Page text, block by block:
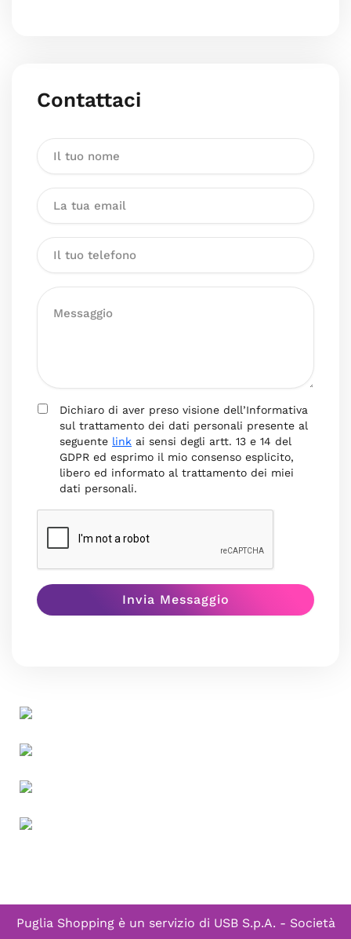
Contattaci
Dichiaro di aver preso visione dell’Informativa
sul trattamento dei dati personali presente al
seguente link ai sensi degli artt. 13 e 14 del
GDPR ed esprimo il mio consenso esplicito,
libero ed informato al trattamento dei miei
dati personali.
Puglia Shopping è un servizio di USB S.p.A. - Società